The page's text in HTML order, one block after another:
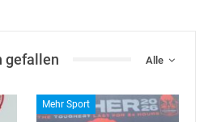
Alle
gefallen
Mehr Sport